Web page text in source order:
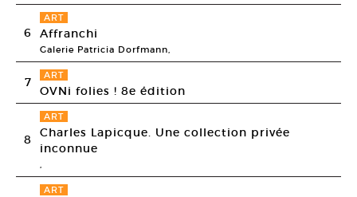
6
ART
Affranchi
Galerie Patricia Dorfmann,
7 ART
OVNi folies ! 8e édition
8
ART
Charles Lapicque. Une collection privée
inconnue
ART